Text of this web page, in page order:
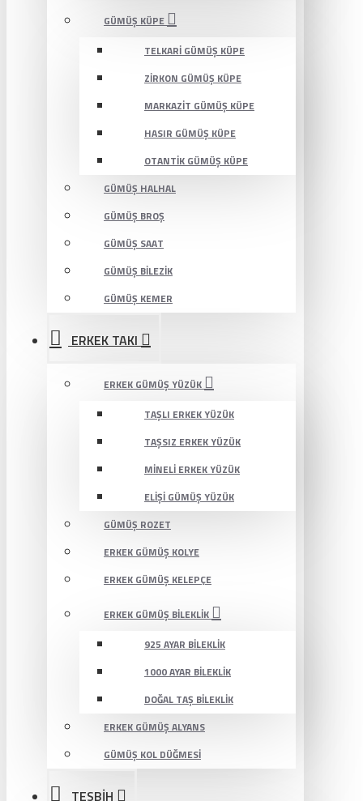
GÜMÜŞ KÜPE
TELKARI GÜMÜŞ KÜPE
ZIRKON GÜMÜŞ KÜPE
MARKAZIT GÜMÜŞ KÜPE
HASIR GÜMÜŞ KÜPE
OTANTIK GÜMÜŞ KÜPE
GÜMÜŞ HALHAL
GÜMÜŞ BROŞ
GÜMÜŞ SAAT
GÜMÜŞ BILEZIK
GÜMÜŞ KEMER
ERKEK TAKI
ERKEK GÜMÜŞ YÜZÜK
TAŞLI ERKEK YÜZÜK
TAŞSIZ ERKEK YÜZÜK
MINELI ERKEK YÜZÜK
ELIŞI GÜMÜŞ YÜZÜK
GÜMÜŞ ROZET
ERKEK GÜMÜŞ KOLYE
ERKEK GÜMÜŞ KELEPÇE
ERKEK GÜMÜŞ BILEKLIK
925 AYAR BILEKLIK
1000 AYAR BILEKLIK
DOĞAL TAŞ BILEKLIK
ERKEK GÜMÜŞ ALYANS
GÜMÜŞ KOL DÜĞMESI
TESBİH